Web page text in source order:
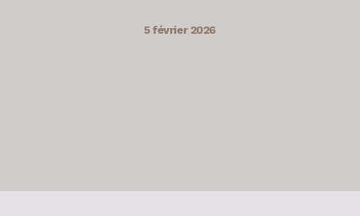
5 février 2026